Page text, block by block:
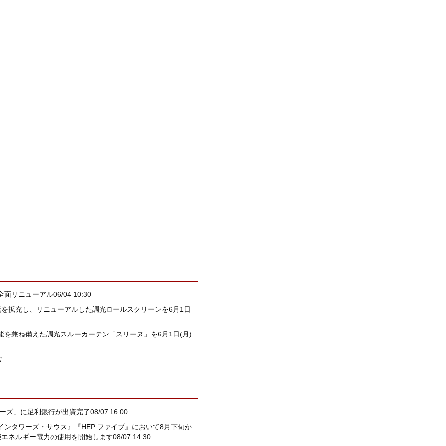
面リニューアル06/04 10:30
拡充し、リニューアルした調光ロールスクリーンを6月1日
兼ね備えた調光スルーカーテン「スリーヌ」を6月1日(月)
ズ」に足利銀行が出資完了08/07 16:00
ンタワーズ・サウス』『HEP ファイブ』において8月下旬か
ネルギー電力の使用を開始します08/07 14:30